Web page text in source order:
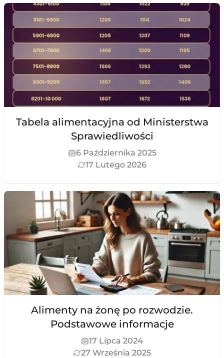
Tabela alimentacyjna od Ministerstwa
Sprawiedliwości
6 Października 2025
17 Lutego 2026
Alimenty na żonę po rozwodzie.
Podstawowe informacje
17 Lipca 2024
27 Września 2025